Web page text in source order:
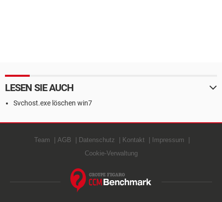
LESEN SIE AUCH
Svchost.exe löschen win7
Team AGB Datenschutz Kontakt
Impressum
Cookie-Verwaltung